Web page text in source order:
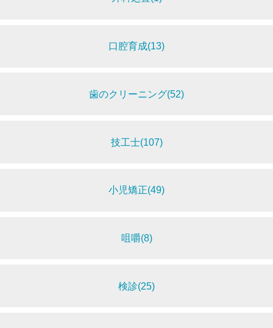
口腔育成(13)
歯のクリーニング(52)
技工士(107)
小児矯正(49)
咀嚼(8)
検診(25)